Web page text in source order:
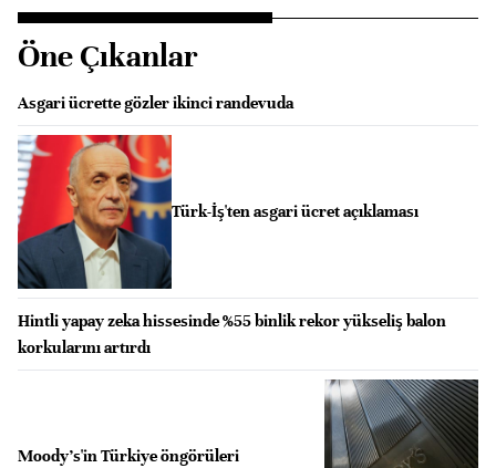
Öne Çıkanlar
Asgari ücrette gözler ikinci randevuda
Türk-İş'ten asgari ücret açıklaması
Hintli yapay zeka hissesinde %55 binlik rekor yükseliş balon
korkularını artırdı
Moody's'in Türkiye öngörüleri